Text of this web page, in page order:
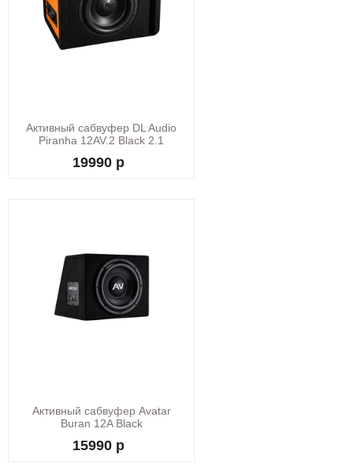
Активный сабвуфер DL Audio
Piranha 12AV.2 Black 2.1
19990 р
Активный сабвуфер Avatar
Buran 12A Black
15990 р